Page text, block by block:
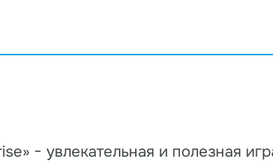
− увлекательная и полезная